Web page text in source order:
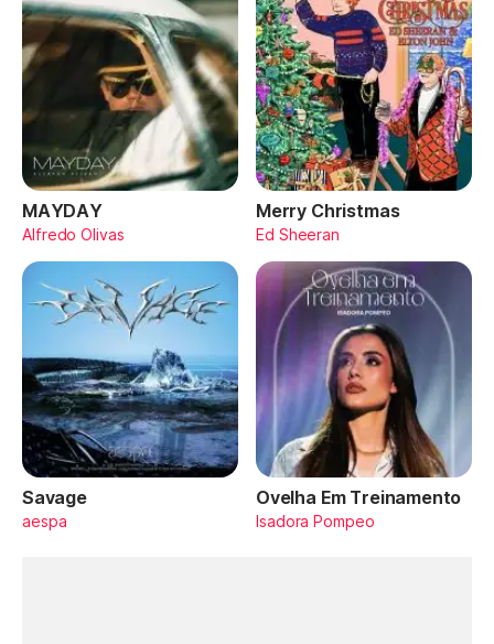
MAYDAY
Alfredo Olivas
Merry Christmas
Ed Sheeran
Savage
aespa
Ovelha Em Treinamento
Isadora Pompeo